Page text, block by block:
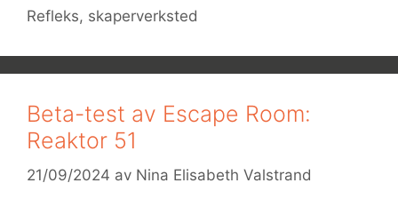
Refleks, skaperverksted
Beta-test av Escape Room:
Reaktor 51
21/09/2024 av Nina Elisabeth Valstrand